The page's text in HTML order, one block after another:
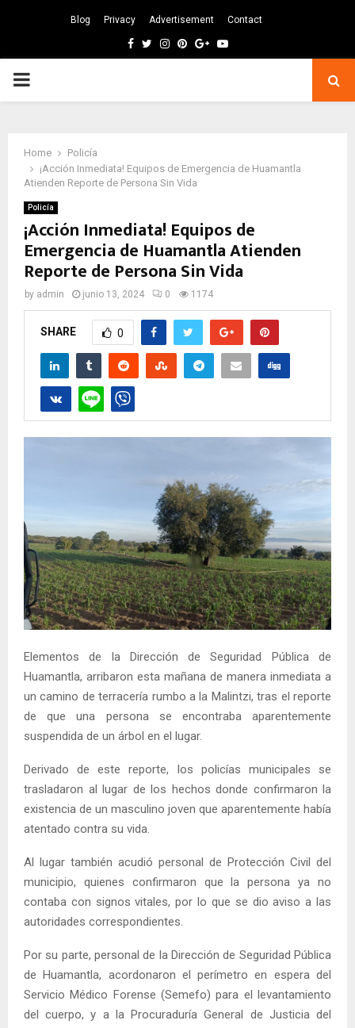
Blog Privacy Advertisement Contact
Facebook
TwitterInstagram
Pinterest
GoogleYoutube
PRIMARY
Home
Policía
¡Acción Inmediata! Equipos de Emergencia de Huamantla
Atienden Reporte de Persona Sin Vida
Policía
¡Acción Inmediata! Equipos de
Emergencia de Huamantla Atienden
Reporte de Persona Sin Vida
by admin junio 13, 2024 0 1174
SHARE 0
Elementos de la Dirección de Seguridad Pública de
Huamantla, arribaron esta mañana de manera inmediata a
un camino de terracería rumbo a la Malintzi, tras el reporte
de que una persona se encontraba aparentemente
suspendida de un árbol en el lugar.
Derivado de este reporte, los policías municipales se
trasladaron al lugar de los hechos donde confirmaron la
existencia de un masculino joven que aparentemente había
atentado contra su vida.
Al lugar también acudió personal de Protección Civil del
municipio, quienes confirmaron que la persona ya no
contaba con signos vitales, por lo que se dio aviso a las
autoridades correspondientes.
Por su parte, personal de la Dirección de Seguridad Pública
de Huamantla, acordonaron el perímetro en espera del
Servicio Médico Forense (Semefo) para el levantamiento
del cuerpo, y a la Procuraduría General de Justicia del